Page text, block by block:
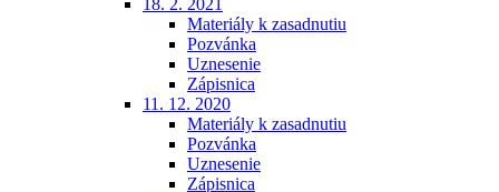
18. 2. 2021
Materiály k zasadnutiu
Pozvánka
Uznesenie
Zápisnica
11. 12. 2020
Materiály k zasadnutiu
Pozvánka
Uznesenie
Zápisnica